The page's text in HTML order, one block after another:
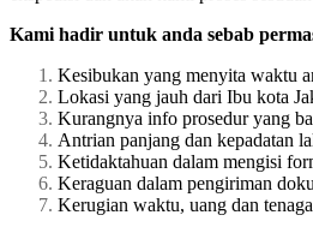
Kami hadir untuk anda sebab
Kesibukan yang menyita waktu
Lokasi yang jauh dari Ibu kota
Kurangnya info prosedur yang
Antrian panjang dan kepadatan
Ketidaktahuan dalam mengisi
Keraguan dalam pengiriman
Kerugian waktu, uang dan